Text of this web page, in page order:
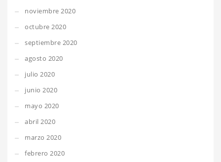
noviembre 2020
octubre 2020
septiembre 2020
agosto 2020
julio 2020
junio 2020
mayo 2020
abril 2020
marzo 2020
febrero 2020